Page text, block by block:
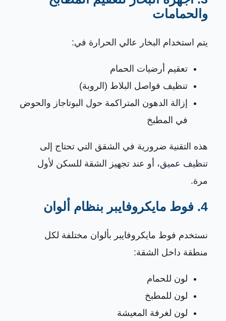
والحمامات
يتم استخدام البخار عالي الحرارة في:
تعقيم أرضيات الحمام
تنظيف فواصل البلاط (الروبة)
إزالة الدهون المتراكمة حول البوتاجاز والحوض
في المطبخ
هذه التقنية ضرورية في الشقق التي تحتاج إلى
تنظيف عميق، أو عند تجهيز الشقة للسكن لأول
مرة.
4. فوط مايكروفايبر بنظام ألوان
نستخدم فوط مايكروفايبر بألوان مختلفة لكل
منطقة داخل الشقة:
لون للحمام
لون للمطبخ
لون لغرفة المعيشة